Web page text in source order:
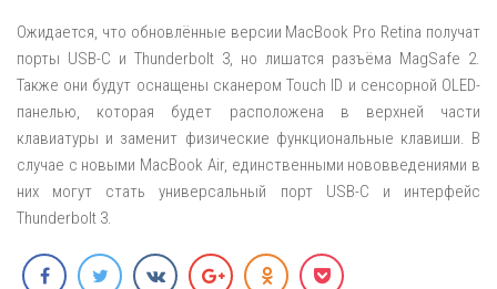
Ожидается, что обновлённые версии MacBook Pro Retina получат
порты USB-C и Thunderbolt 3, но лишатся разъёма MagSafe 2.
Также они будут оснащены сканером Touch ID и сенсорной OLED-
панелью, которая будет расположена в верхней части
клавиатуры и заменит физические функциональные клавиши. В
случае с новыми MacBook Air, единственными нововведениями в
них могут стать универсальный порт USB-C и интерфейс
Thunderbolt 3.